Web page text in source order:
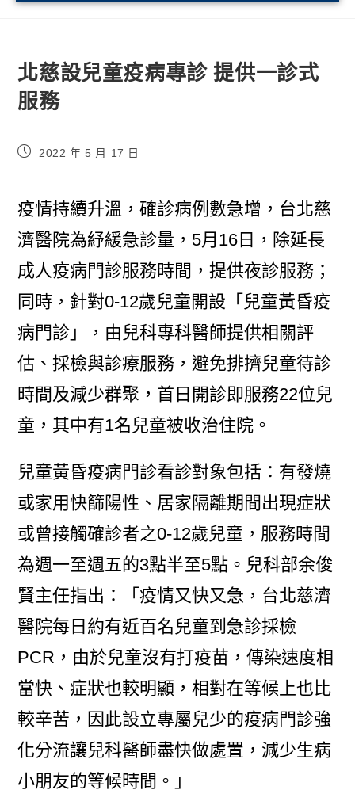
北慈設兒童疫病專診 提供一診式
服務
2022 年 5 月 17 日
疫情持續升溫，確診病例數急增，台北慈
濟醫院為紓緩急診量，5月16日，除延長
成人疫病門診服務時間，提供夜診服務；
同時，針對0-12歲兒童開設「兒童黃昏疫
病門診」，由兒科專科醫師提供相關評
估、採檢與診療服務，避免排擠兒童待診
時間及減少群聚，首日開診即服務22位兒
童，其中有1名兒童被收治住院。
兒童黃昏疫病門診看診對象包括：有發燒
或家用快篩陽性、居家隔離期間出現症狀
或曾接觸確診者之0-12歲兒童，服務時間
為週一至週五的3點半至5點。兒科部余俊
賢主任指出：「疫情又快又急，台北慈濟
醫院每日約有近百名兒童到急診採檢
PCR，由於兒童沒有打疫苗，傳染速度相
當快、症狀也較明顯，相對在等候上也比
較辛苦，因此設立專屬兒少的疫病門診強
化分流讓兒科醫師盡快做處置，減少生病
小朋友的等候時間。」